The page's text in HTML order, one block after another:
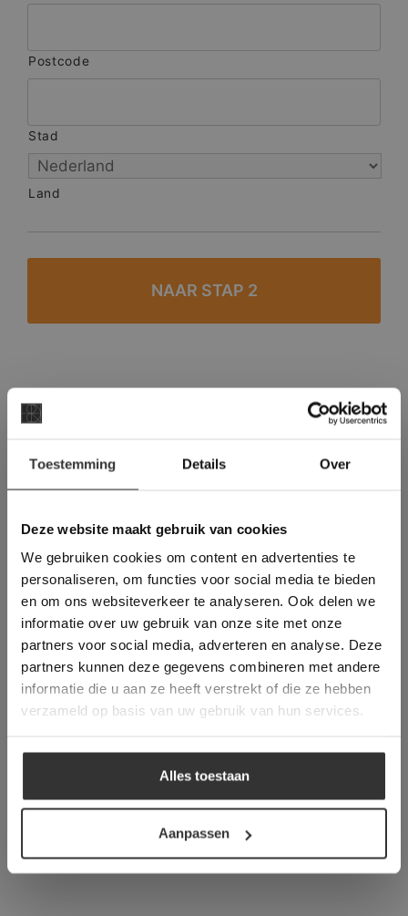
Toestemming Details Over
Deze website maakt gebruik van cookies
We gebruiken cookies om content en advertenties te
personaliseren, om functies voor social media te bieden
en om ons websiteverkeer te analyseren. Ook delen we
informatie over uw gebruik van onze site met onze
partners voor social media, adverteren en analyse. Deze
partners kunnen deze gegevens combineren met andere
informatie die u aan ze heeft verstrekt of die ze hebben
verzameld op basis van uw gebruik van hun services.
Alles toestaan
Aanpassen
Postcode
Stad
Land
#1 in de categorie vloeren op Trustpilot
Binnen 24 uur een passende offerte
Meer dan 500 m2 showroom
Deze website maakt
gebruik van cookies.
This Cookie Banner was deleted and is no
longer working. Please contact the website
administrator.
Deze website gebruikt cookies om de
gebruikerservaring te verbeteren. Door
gebruik te maken van onze website geeft u
toestemming voor alle cookies in
overeenstemming met ons cookiebeleid.Lees
verder
ALLES ACCEPTEREN
ALLES AFWIJZEN
DETAILS WEERGEVEN